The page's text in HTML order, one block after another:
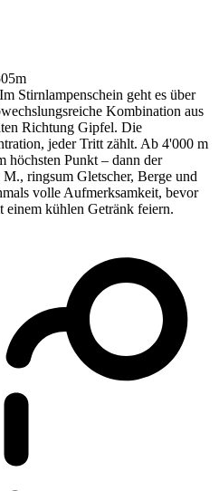
Stirnlampenschein geht es über
Kombination aus
Richtung Gipfel. Die
jeder Tritt zählt. Ab 4'000 m
höchsten Punkt – dann der
ringsum Gletscher, Berge und
volle Aufmerksamkeit, bevor
kühlen Getränk feiern.